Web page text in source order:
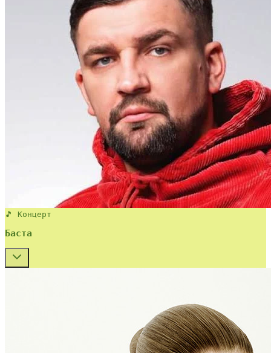
🎵 Концерт
Баста